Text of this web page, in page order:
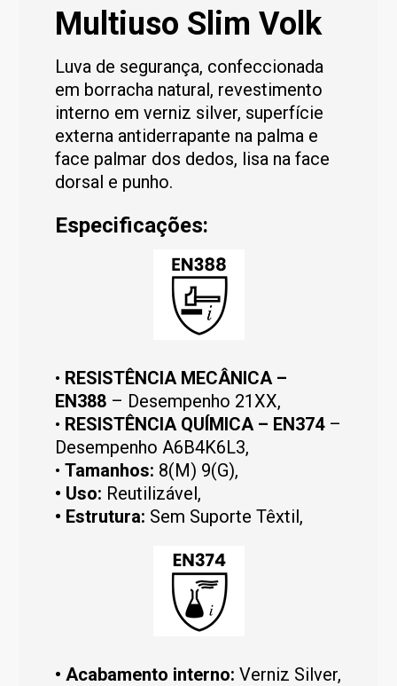
Multiuso Slim Volk
Luva de segurança, confeccionada
em borracha natural, revestimento
interno em verniz silver, superfície
externa antiderrapante na palma e
face palmar dos dedos, lisa na face
dorsal e punho.
Especificações:
• RESISTÊNCIA MECÂNICA –
EN388 – Desempenho 21XX,
• RESISTÊNCIA QUÍMICA – EN374–
Desempenho A6B4K6L3,
•Tamanhos: 8(M) 9(G),
• Uso: Reutilizável,
• Estrutura: Sem Suporte Têxtil,
•Acabamento interno:Verniz Silver,